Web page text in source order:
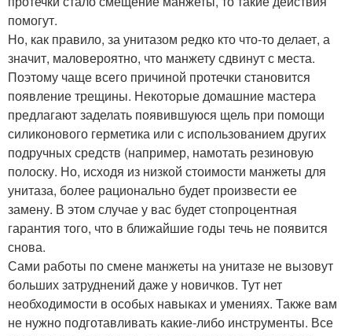
помогут.
Но, как правило, за унитазом редко кто что-то делает, а
значит, маловероятно, что манжету сдвинут с места.
Поэтому чаще всего причиной протечки становится
появление трещины. Некоторые домашние мастера
предлагают заделать появившуюся щель при помощи
силиконового герметика или с использованием других
подручных средств (например, намотать резиновую
полоску. Но, исходя из низкой стоимости манжеты для
унитаза, более рационально будет произвести ее
замену. В этом случае у вас будет стопроцентная
гарантия того, что в ближайшие годы течь не появится
снова.
Сами работы по смене манжеты на унитазе не вызовут
больших затруднений даже у новичков. Тут нет
необходимости в особых навыках и умениях. Также вам
не нужно подготавливать какие-либо инструменты. Все